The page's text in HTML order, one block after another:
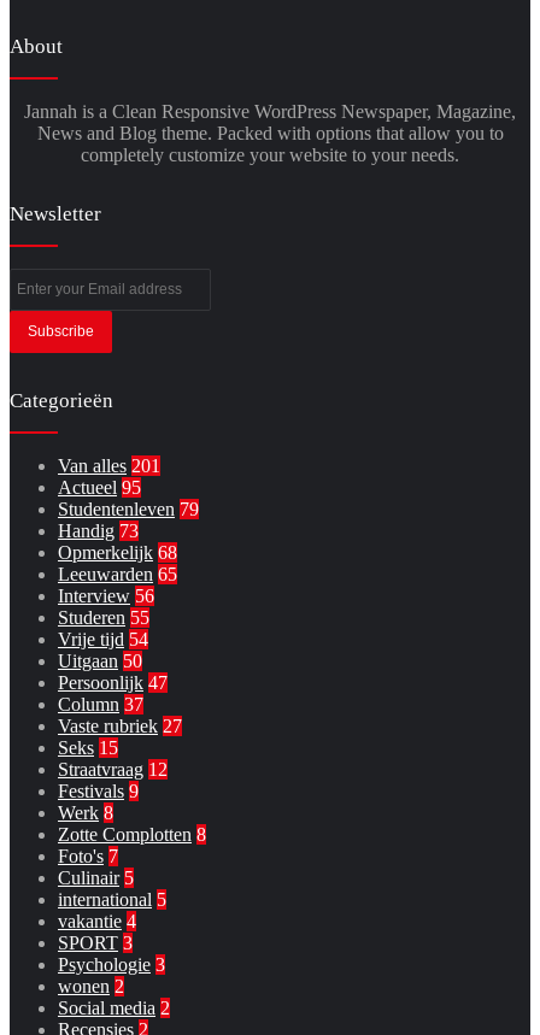
About
Jannah is a Clean Responsive WordPress Newspaper, Magazine,
News and Blog theme. Packed with options that allow you to
completely customize your website to your needs.
Newsletter
your
Email
address
Categorieën
Van alles 201
Actueel 95
Studentenleven 79
Handig 73
Opmerkelijk 68
Leeuwarden 65
Interview 56
Studeren 55
Vrije tijd 54
Uitgaan 50
Persoonlijk 47
Column 37
Vaste rubriek 27
Seks 15
Straatvraag 12
Festivals 9
Werk 8
Zotte Complotten 8
Foto's 7
Culinair 5
international 5
vakantie 4
SPORT 3
Psychologie 3
wonen 2
Social media 2
Recensies 2